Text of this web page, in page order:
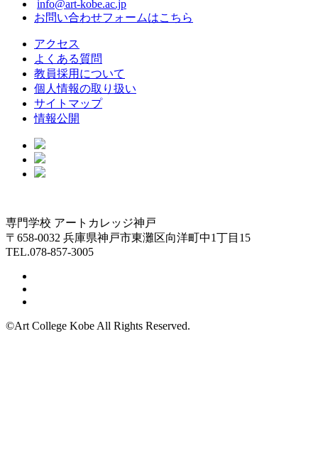
info@art-kobe.ac.jp
お問い合わせフォームはこちら
アクセス
よくある質問
教員採用について
個人情報の取り扱い
サイトマップ
情報公開
専門学校 アートカレッジ神戸
〒658-0032 兵庫県神戸市東灘区向洋町中1丁目15
TEL.078-857-3005
©Art College Kobe All Rights Reserved.